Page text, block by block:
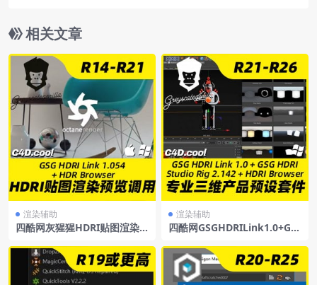
相关文章
渲染辅助
四酷网灰猩猩HDRI贴图渲染
1.054+HDRBrowserR14-R21
WinMac英文/中文汉化
渲染辅助
四酷网GSGHDRILink1.0+GS
IBrowser中文汉化版(包含全
套HDR素材包)